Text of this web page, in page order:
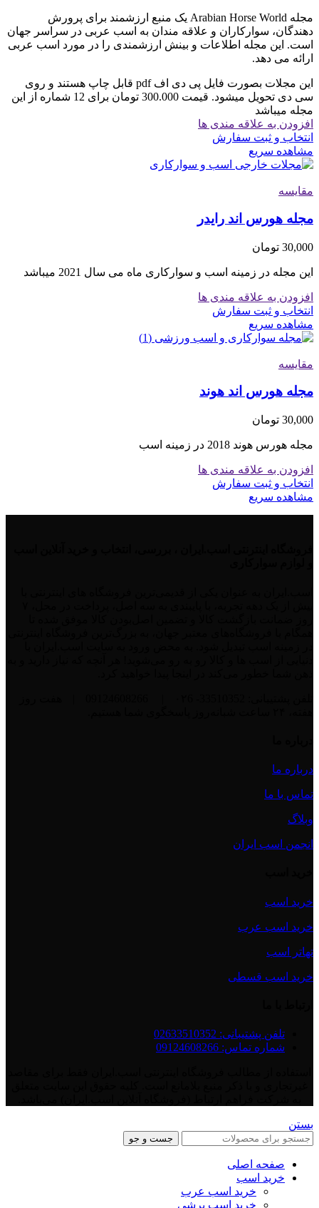
مجله Arabian Horse World یک منبع ارزشمند برای پرورش
دهندگان، سوارکاران و علاقه مندان به اسب عربی در سراسر جهان
است. این مجله اطلاعات و بینش ارزشمندی را در مورد اسب عربی
ارائه می دهد.
این مجلات بصورت فایل پی دی اف pdf قابل چاپ هستند و روی
سی دی تحویل میشود. قیمت 300.000 تومان برای 12 شماره از این
مجله میباشد
افزودن به علاقه مندی ها
انتخاب و ثبت سفارش
مشاهده سریع
مقایسه
مجله هورس اند رایدر
30,000 تومان
این مجله در زمینه اسب و سوارکاری ماه می سال 2021 میباشد
افزودن به علاقه مندی ها
انتخاب و ثبت سفارش
مشاهده سریع
مقایسه
مجله هورس اند هوند
30,000 تومان
مجله هورس هوند 2018 در زمینه اسب
افزودن به علاقه مندی ها
انتخاب و ثبت سفارش
مشاهده سریع
درباره ما
تماس با ما
وبلاگ
انجمن اسب ایران
خرید اسب
خرید اسب عرب
تهاتر اسب
خرید اسب قسطی
تلفن پشتیبانی: 02633510352
شماره تماس: 09124608266
بستن
جست و جو
صفحه اصلی
خرید اسب
خرید اسب عرب
خرید اسب پرشی